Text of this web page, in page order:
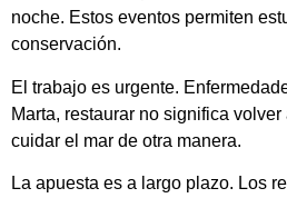
noche. Estos eventos permiten
conservación.
El trabajo es urgente.
Marta, restaurar no significa
cuidar el mar de otra manera.
La apuesta es a largo plazo. Los